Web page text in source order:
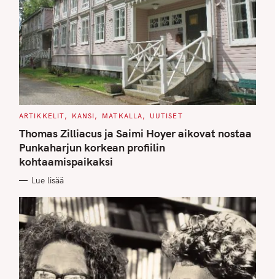
C
T
E
G
O
R
I
S
ARTIKKELIT KANSI MATKALLA UUTISET
Thomas Zilliacus ja Saimi Hoyer aikovat nostaa
Punkaharjun korkean profiilin
kohtaamispaikaksi
Lue lisää